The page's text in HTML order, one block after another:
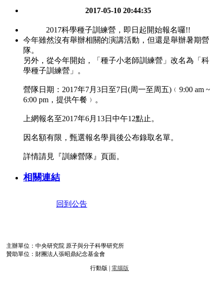
2017-05-10 20:44:35
2017科學種子訓練營，即日起開始報名囉!!
今年雖然沒有舉辦相關的演講活動，但還是舉辦暑期營
隊。
另外，從今年開始，「種子小老師訓練營」改名為「科
學種子訓練營」。
營隊日期：2017年7月3日至7日(周一至周五)﹙9:00 am ~
6:00 pm，提供午餐﹚。
上網報名至2017年6月13日中午12點止。
因名額有限，甄選報名學員後公布錄取名單。
詳情請見『訓練營隊』頁面。
相關連結
回到公告
主辦單位：中央研究院 原子與分子科學研究所
贊助單位：財團法人張昭鼎紀念基金會
行動版 | 電腦版